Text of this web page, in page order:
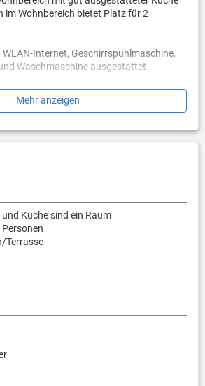
im Wohnbereich bietet Platz für 2
Internet, Geschirrspühlmaschine,
Waschmaschine ausgestattet.
Stühlen und Tisch möblierte Balkon bietet
auf das Meer.
und herrliche Bademöglichkeiten
Mehr anzeigen
Küche sind ein Raum
Terrasse